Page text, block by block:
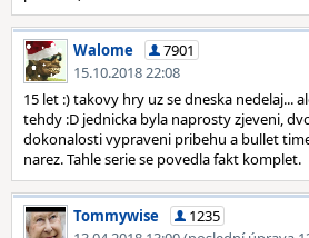
Walome
7901
15.10.2018 22:08
15 let :) takovy hry uz se dneska nedelaj...
tehdy :D jednicka byla naprosty zjeveni,
dokonalosti vypraveni pribehu a bullet
narez. Tahle serie se povedla fakt komplet.
Tommywise
1235